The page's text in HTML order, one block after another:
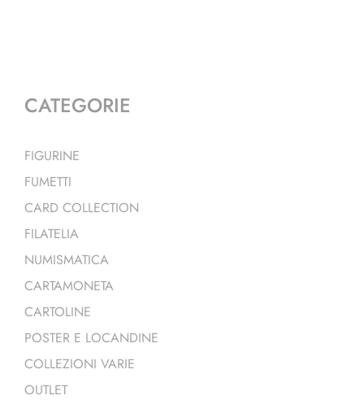
CATEGORIE
FIGURINE
FUMETTI
CARD COLLECTION
FILATELIA
NUMISMATICA
CARTAMONETA
CARTOLINE
POSTER E LOCANDINE
COLLEZIONI VARIE
OUTLET